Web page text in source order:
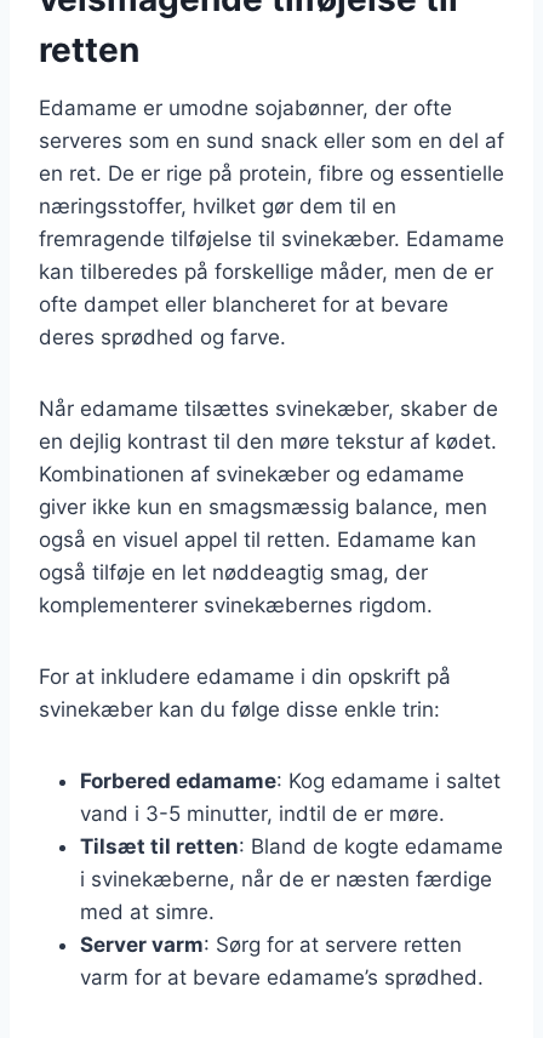
retten
Edamame er umodne sojabønner, der ofte
serveres som en sund snack eller som en del af
en ret. De er rige på protein, fibre og essentielle
næringsstoffer, hvilket gør dem til en
fremragende tilføjelse til svinekæber. Edamame
kan tilberedes på forskellige måder, men de er
ofte dampet eller blancheret for at bevare
deres sprødhed og farve.
Når edamame tilsættes svinekæber, skaber de
en dejlig kontrast til den møre tekstur af kødet.
Kombinationen af svinekæber og edamame
giver ikke kun en smagsmæssig balance, men
også en visuel appel til retten. Edamame kan
også tilføje en let nøddeagtig smag, der
komplementerer svinekæbernes rigdom.
For at inkludere edamame i din opskrift på
svinekæber kan du følge disse enkle trin:
Forbered edamame: Kog edamame i saltet
vand i 3-5 minutter, indtil de er møre.
Tilsæt til retten: Bland de kogte edamame
i svinekæberne, når de er næsten færdige
med at simre.
Server varm: Sørg for at servere retten
varm for at bevare edamame’s sprødhed.